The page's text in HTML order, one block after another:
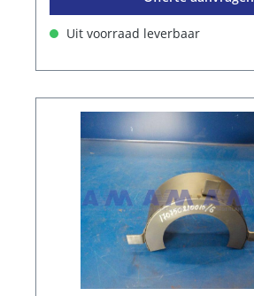
Uit voorraad leverbaar